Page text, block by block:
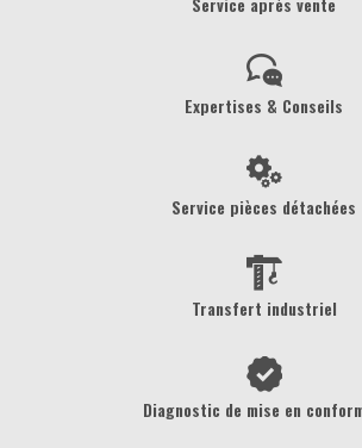
Expertises & Conseils
Service pièces détachées
Transfert industriel
Diagnostic de mise en